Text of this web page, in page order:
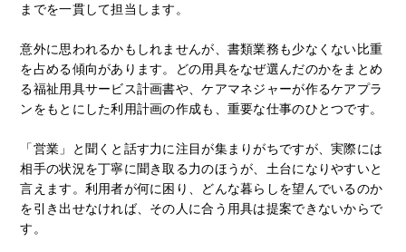
までを一貫して担当します。
意外に思われるかもしれませんが、書類業務も少なくない比重
を占める傾向があります。どの用具をなぜ選んだのかをまとめ
る福祉用具サービス計画書や、ケアマネジャーが作るケアプラ
ンをもとにした利用計画の作成も、重要な仕事のひとつです。
「営業」と聞くと話す力に注目が集まりがちですが、実際には
相手の状況を丁寧に聞き取る力のほうが、土台になりやすいと
言えます。利用者が何に困り、どんな暮らしを望んでいるのか
を引き出せなければ、その人に合う用具は提案できないからで
す。